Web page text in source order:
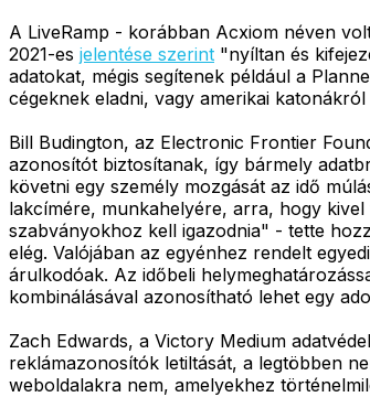
A LiveRamp - korábban Acxiom néven
2021-es jelentése szerint "nyíltan és
adatokat, mégis segítenek például a
cégeknek eladni, vagy amerikai
Bill Budington, az Electronic Frontier
azonosítót biztosítanak, így bármely
követni egy személy mozgását az idő
lakcímére, munkahelyére, arra, hogy
szabványokhoz kell igazodnia" - tette
elég. Valójában az egyénhez rendelt
árulkodóak. Az időbeli
kombinálásával azonosítható lehet egy
Zach Edwards, a Victory Medium
reklámazonosítók letiltását, a legtöbben
weboldalakra nem, amelyekhez